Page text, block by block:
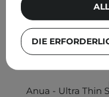
Anua - Ultra Thin
DIE